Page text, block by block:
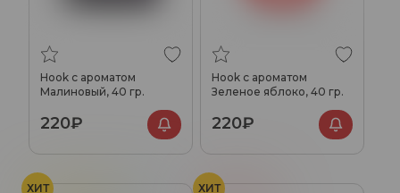
Hook с ароматом
Малиновый, 40 гр.
220₽
Hook с ароматом
Зеленое яблоко, 40 гр.
220₽
ХИТ ХИТ